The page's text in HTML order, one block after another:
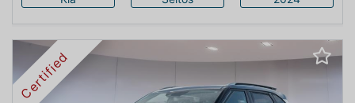
Certified